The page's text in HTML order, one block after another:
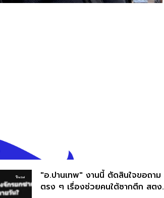
"อ.ปานเทพ" งานนี้ ตัดสินใจขอถาม
ตรง ๆ เรื่องช่วยคนใต้ซากตึก สตง.